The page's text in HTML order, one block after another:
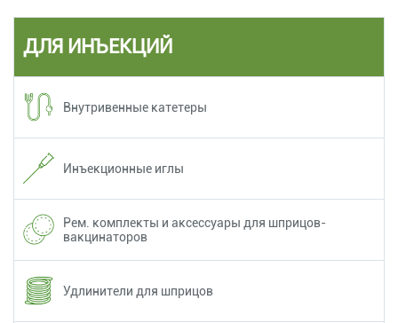
ДЛЯ ИНЪЕКЦИЙ
Внутривенные катетеры
Инъекционные иглы
Рем. комплекты и аксессуары для шприцов-
вакцинаторов
Удлинители для шприцов